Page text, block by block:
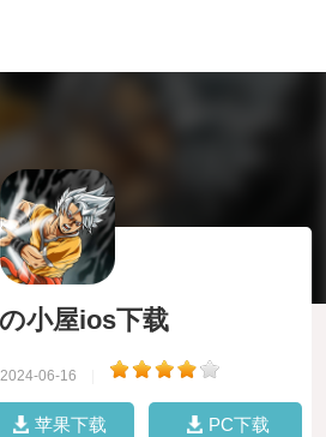
小屋ios下载
06-16
苹果下载 PC下载